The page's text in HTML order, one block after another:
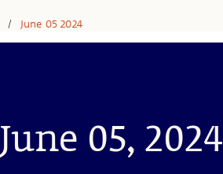
/ June 05 2024
June 05, 2024